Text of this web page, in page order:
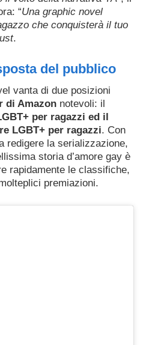
“Una graphic novel
che conquisterà il tuo
.
del pubblico
vanta di due posizioni
di Amazon notevoli: il
per ragazzi ed il
LGBT+ per ragazzi. Con
redigere la serializzazione,
storia d’amore gay è
rapidamente le classifiche,
premiazioni.